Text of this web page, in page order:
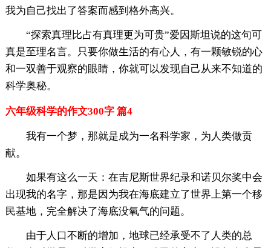
我为自己找出了答案而感到格外高兴。
“探索真理比占有真理更为可贵”爱因斯坦说的这句可
真是至理名言。只要你做生活的有心人，有一颗敏锐的心
和一双善于观察的眼睛，你就可以发现自己从来不知道的
科学奥秘。
六年级科学的作文300字 篇4
我有一个梦，那就是成为一名科学家，为人类做贡
献。
如果有这么一天：在吉尼斯世界纪录和诺贝尔奖中会
出现我的名字，那是因为我在海底建立了世界上第一个移
民基地，完全解决了海底没氧气的问题。
由于人口不断的增加，地球已经承受不了人类的总